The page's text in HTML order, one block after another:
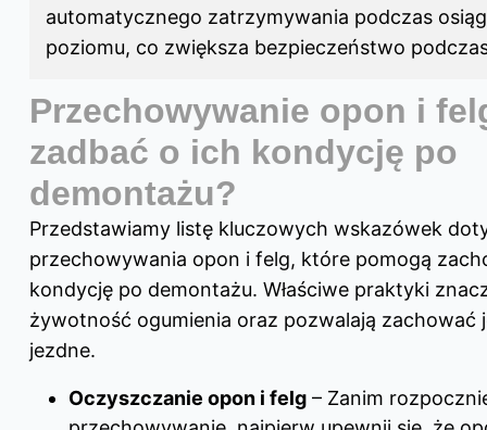
automatycznego zatrzymywania podczas
poziomu, co zwiększa bezpieczeństwo
Przechowywanie opon i
zadbać o ich kondycję po
demontażu?
Przedstawiamy listę kluczowych wskazówek
przechowywania opon i felg, które pomogą
kondycję po demontażu. Właściwe praktyki
żywotność ogumienia oraz pozwalają zachować
jezdne.
Oczyszczanie opon i felg – Zanim